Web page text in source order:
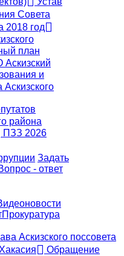
Совета
2018 год
план
и
Аскизского
района
ПЗЗ 2026
Задать
- ответ
Прокуратура
Аскизского поссовета
Обращение